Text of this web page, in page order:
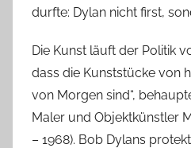
durfte: Dylan nicht first,
Die Kunst läuft der Politik
dass die Kunststücke von
von Morgen sind“,
Maler und Objektkünstler
– 1968). Bob Dylans